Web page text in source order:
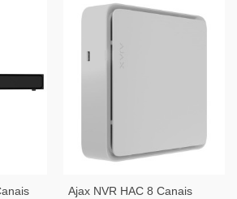
Ajax NVR HAC 8 Canais